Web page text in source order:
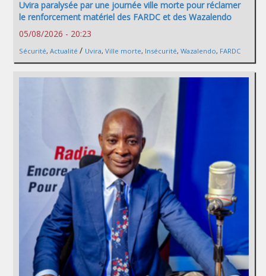
Uvira paralysée par une journée ville morte pour réclamer
le renforcement matériel des FARDC et des Wazalendo
05/08/2026 - 20:23
Sécurité, Actualité / Uvira, Ville morte, Insécurité, Wazalendo, FARDC